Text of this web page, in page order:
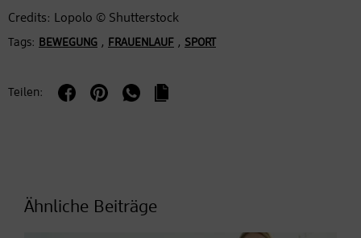
Credits: Lopolo © Shutterstock
Tags: BEWEGUNG , FRAUENLAUF , SPORT
Teilen:
Ähnliche Beiträge